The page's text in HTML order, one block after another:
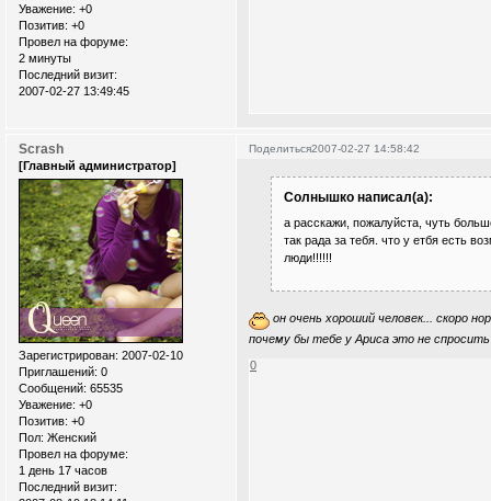
Уважение: +0
Позитив: +0
Провел на форуме:
2 минуты
Последний визит:
2007-02-27 13:49:45
Поделиться2007-02-27 14:58:42
Scrash
[Главный администратор]
Зарегистрирован: 2007-02-10
Приглашений: 0
Сообщений: 65535
Уважение: +0
Позитив: +0
Пол: Женский
Провел на форуме:
1 день 17 часов
Последний визит:
Солнышко написал(а):
а расскажи, пожалуйста, чуть
так рада за тебя. что у етбя есть
люди!!!!!!
он очень хороший человек... скоро
почему бы тебе у Ариса это не
0